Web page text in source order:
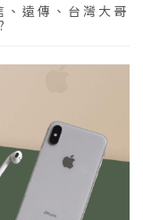
遠傳、台灣大哥